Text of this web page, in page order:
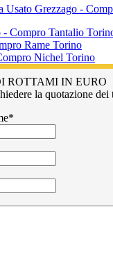
ROTTAMI IN EURO
la quotazione
*